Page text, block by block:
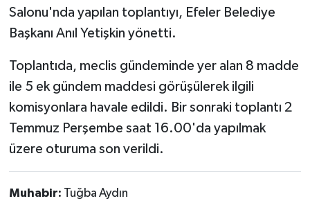
Salonu'nda yapılan toplantıyı, Efeler Belediye
Başkanı Anıl Yetişkin yönetti.
Toplantıda, meclis gündeminde yer alan 8 madde
ile 5 ek gündem maddesi görüşülerek ilgili
komisyonlara havale edildi. Bir sonraki toplantı 2
Temmuz Perşembe saat 16.00'da yapılmak
üzere oturuma son verildi.
Muhabir: Tuğba Aydın
SPOR
YAŞAM
YEREL
AFYONKARAHİSAR